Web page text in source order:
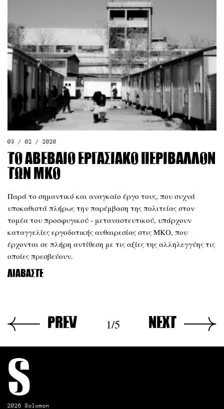
03 / 02 / 2020
Το αβέβαιο εργασιακό περιβάλλον
των ΜΚΟ
Παρά το σημαντικό και αναγκαίο έργο τους, που συχνά
υποκαθιστά πλήρως την παρέμβαση της πολιτείας στον
τομέα του προσφυγικού - μεταναστευτικού, υπάρχουν
καταγγελίες εργοδοτικής αυθαιρεσίας στις ΜΚΟ, που
έρχονται σε πλήρη αντίθεση με τις αξίες της αλληλεγγύης τις
οποίες πρεσβεύουν.
Διαβάστε
prev 1/5 next
S
2026 Solomon